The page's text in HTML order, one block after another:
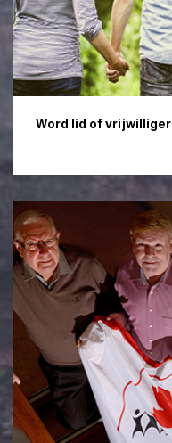
Word lid of vrijwilliger